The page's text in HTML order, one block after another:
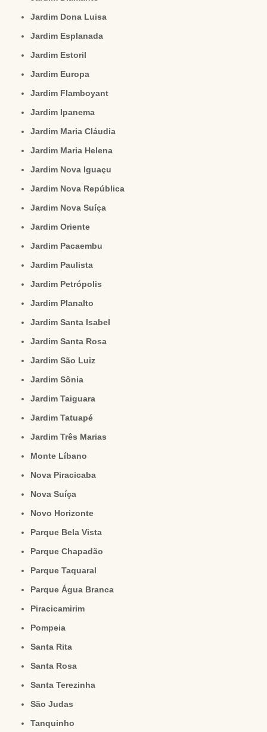
Jardim Dona Luisa
Jardim Esplanada
Jardim Estoril
Jardim Europa
Jardim Flamboyant
Jardim Ipanema
Jardim Maria Cláudia
Jardim Maria Helena
Jardim Nova Iguaçu
Jardim Nova República
Jardim Nova Suíça
Jardim Oriente
Jardim Pacaembu
Jardim Paulista
Jardim Petrópolis
Jardim Planalto
Jardim Santa Isabel
Jardim Santa Rosa
Jardim São Luiz
Jardim Sônia
Jardim Taiguara
Jardim Tatuapé
Jardim Três Marias
Monte Líbano
Nova Piracicaba
Nova Suíça
Novo Horizonte
Parque Bela Vista
Parque Chapadão
Parque Taquaral
Parque Água Branca
Piracicamirim
Pompeia
Santa Rita
Santa Rosa
Santa Terezinha
São Judas
Tanquinho